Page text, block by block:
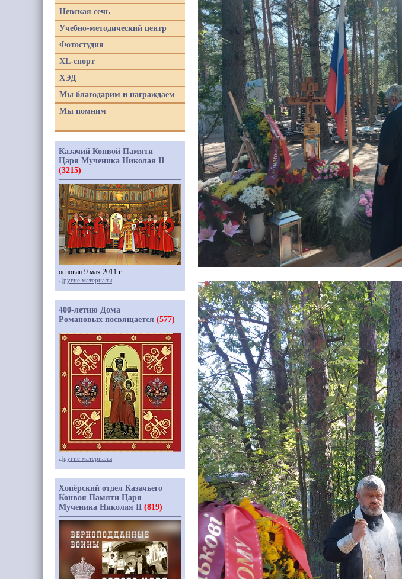
Невская сечь
Учебно-методический центр
Фотостудия
XL-спорт
ХЭД
Мы благодарим и награждаем
Мы помним
Казачий Конвой Памяти
Царя Мученика Николая II
(3215)
основан 9 мая 2011 г.
Другие материалы
400-летию Дома
Романовых посвящается (577)
Другие материалы
Хопёрский отдел Казачьего
Конвоя Памяти Царя
Мученика Николая II (819)